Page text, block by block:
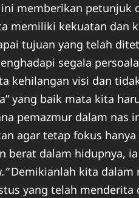
memberikan
memiliki kekuatan dan
tujuan yang telah
segala
kehilangan visi dan
yang baik mata kita
pemazmur dalam
agar tetap fokus
berat dalam hidupnya,
Demikianlah kita dalam
yang telah